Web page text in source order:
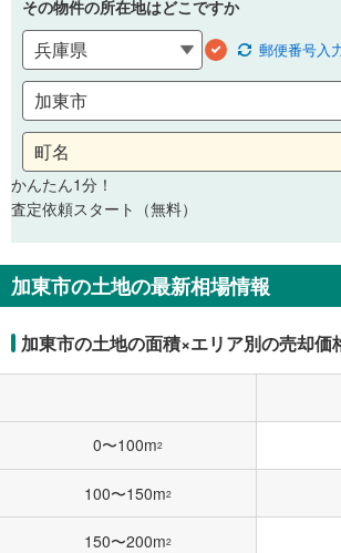
その物件の所在地はどこですか
郵便番号入
かんたん1分！
査定依頼スタート（無料）
加東市の土地の最新相場情報
加東市の土地の面積×エリア別の売却価
0〜100m2
100〜150m2
150〜200m2